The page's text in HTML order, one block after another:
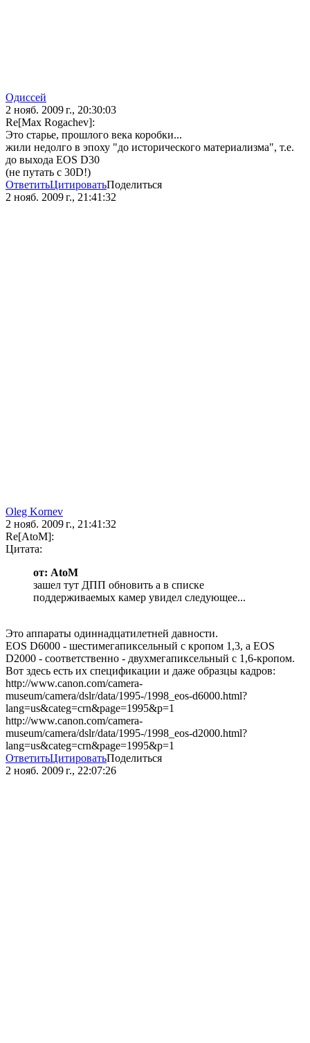
Одиссей
2 нояб. 2009 г., 20:30:03
Re[Max Rogachev]:
Это старье, прошлого века коробки...
жили недолго в эпоху "до исторического материализма", т.е.
до выхода EOS D30
(не путать с 30D!)
ОтветитьЦитироватьПоделиться
2 нояб. 2009 г., 21:41:32
Oleg Kornev
2 нояб. 2009 г., 21:41:32
Re[AtoM]:
Цитата:
от: AtoM
зашел тут ДПП обновить а в списке
поддерживаемых камер увидел следующее...
Это аппараты одиннадцатилетней давности.
EOS D6000 - шестимегапиксельный с кропом 1,3, а EOS
D2000 - соответственно - двухмегапиксельный с 1,6-кропом.
Вот здесь есть их спецификации и даже образцы кадров:
http://www.canon.com/camera-
museum/camera/dslr/data/1995-/1998_eos-d6000.html?
lang=us&categ=crn&page=1995&p=1
http://www.canon.com/camera-
museum/camera/dslr/data/1995-/1998_eos-d2000.html?
lang=us&categ=crn&page=1995&p=1
ОтветитьЦитироватьПоделиться
2 нояб. 2009 г., 22:07:26